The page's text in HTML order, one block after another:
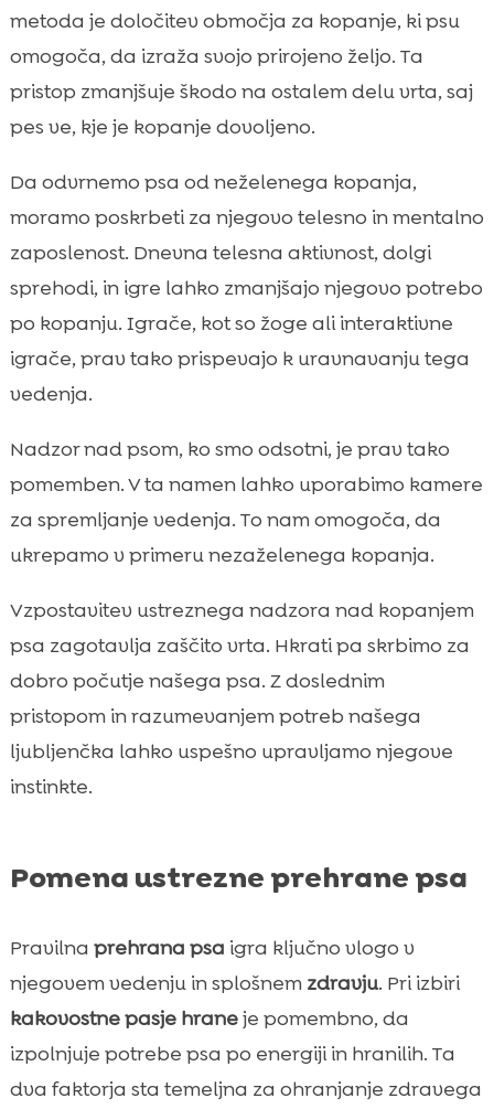
metoda je določitev območja za kopanje, ki psu
omogoča, da izraža svojo prirojeno željo. Ta
pristop zmanjšuje škodo na ostalem delu vrta, saj
pes ve, kje je kopanje dovoljeno.
Da odvrnemo psa od neželenega kopanja,
moramo poskrbeti za njegovo telesno in mentalno
zaposlenost. Dnevna telesna aktivnost, dolgi
sprehodi, in igre lahko zmanjšajo njegovo potrebo
po kopanju. Igrače, kot so žoge ali interaktivne
igrače, prav tako prispevajo k uravnavanju tega
vedenja.
Nadzor nad psom, ko smo odsotni, je prav tako
pomemben. V ta namen lahko uporabimo kamere
za spremljanje vedenja. To nam omogoča, da
ukrepamo v primeru nezaželenega kopanja.
Vzpostavitev ustreznega nadzora nad kopanjem
psa zagotavlja zaščito vrta. Hkrati pa skrbimo za
dobro počutje našega psa. Z doslednim
pristopom in razumevanjem potreb našega
ljubljenčka lahko uspešno upravljamo njegove
instinkte.
Pomena ustrezne prehrane psa
Pravilna prehrana psa igra ključno vlogo v
njegovem vedenju in splošnem zdravju. Pri izbiri
kakovostne pasje hraneje pomembno, da
izpolnjuje potrebe psa po energiji in hranilih. Ta
dva faktorja sta temeljna za ohranjanje zdravega